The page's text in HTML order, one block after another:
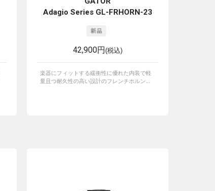
Adagio Series GL-FRHORN-23
42,900円(税込)
楽器にフィットする緩衝性に優れた内装で軽
量且つ耐久性の高い設計のフレンチホルン...